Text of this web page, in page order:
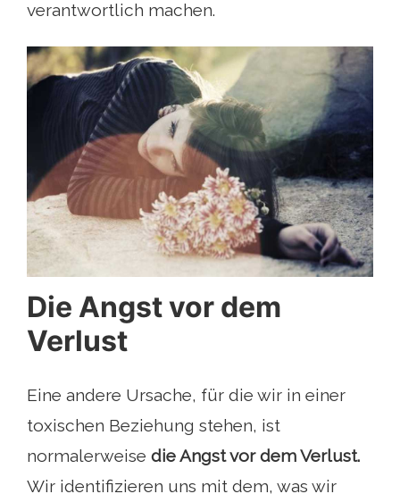
verantwortlich machen.
Die Angst vor dem
Verlust
Eine andere Ursache, für die wir in einer
toxischen Beziehung stehen, ist
normalerweise die Angst vor dem Verlust.
Wir identifizieren uns mit dem, was wir